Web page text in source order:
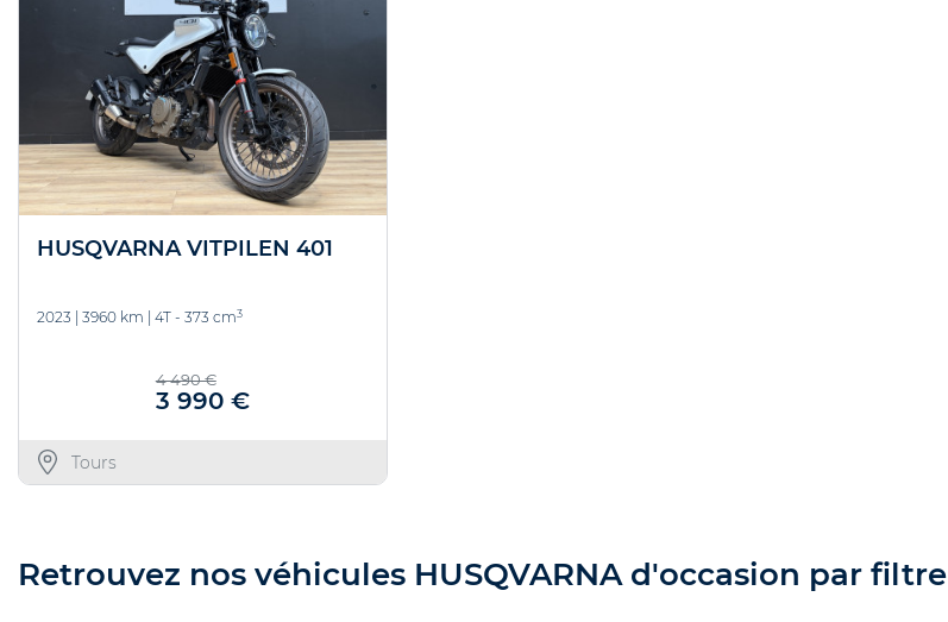
HUSQVARNA VITPILEN 401
2023 3960 km 4T - 373 cm3
4 490 €
3 990 €
Tours
Retrouvez nos véhicules HUSQVARNA d'occasion par filtre